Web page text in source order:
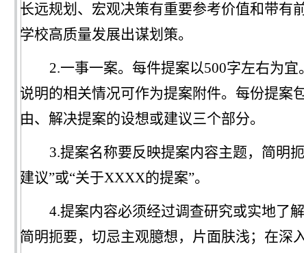
长远规划、宏观决策有重要参考价值和带有
学校高质量发展出谋划策。
2.一事一案。每件提案以500字左右为
说明的相关情况可作为提案附件。每份提案
由、解决提案的设想或建议三个部分。
3.提案名称要反映提案内容主题，简明
建议”或“关于XXXX的提案”。
4.提案内容必须经过调查研究或实地了
简明扼要，切忌主观臆想，片面肤浅；在深